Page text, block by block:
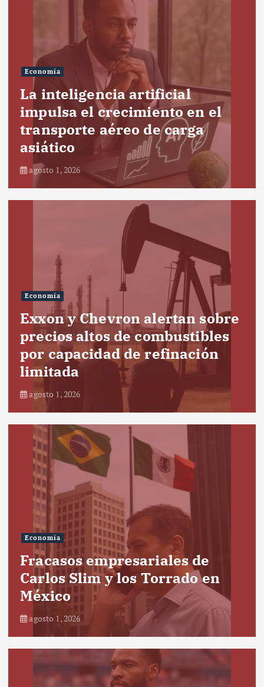
Economía
La inteligencia artificial
impulsa el crecimiento en el
transporte aéreo de carga
asiático
agosto 1, 2026
Economía
Exxon y Chevron alertan sobre
precios altos de combustibles
por capacidad de refinación
limitada
agosto 1, 2026
Economía
Fracasos empresariales de
Carlos Slim y los Torrado en
México
agosto 1, 2026